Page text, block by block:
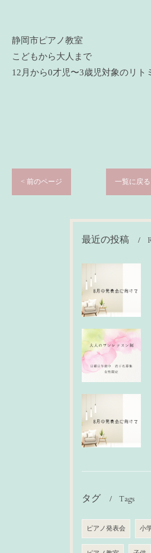
静岡市ピアノ教室
こどもから大人まで
12月から0才児〜3歳児対象のリト
< 前のページ 一覧に戻る
最近の投稿
タグ Tags
ピアノ発表会 小